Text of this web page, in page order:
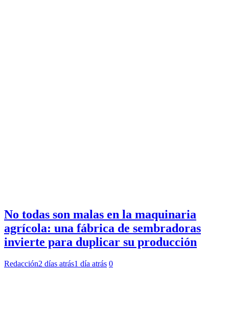
No todas son malas en la maquinaria
agrícola: una fábrica de sembradoras
invierte para duplicar su producción
Redacción2 días atrás1 día atrás 0